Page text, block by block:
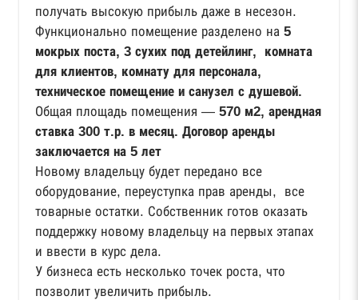
получать высокую прибыль даже в несезон.
Функционально помещение разделено на 5
мокрых поста, 3 сухих под детейлинг, комната
для клиентов, комнату для персонала,
техническое помещение и санузел с душевой.
Общая площадь помещения — 570 м2, арендная
ставка 300 т.р. в месяц. Договор аренды
заключается на 5 лет
Новому владельцу будет передано все
оборудование, переуступка прав аренды, все
товарные остатки. Собственник готов оказать
поддержку новому владельцу на первых этапах
и ввести в курс дела.
У бизнеса есть несколько точек роста, что
позволит увеличить прибыль.